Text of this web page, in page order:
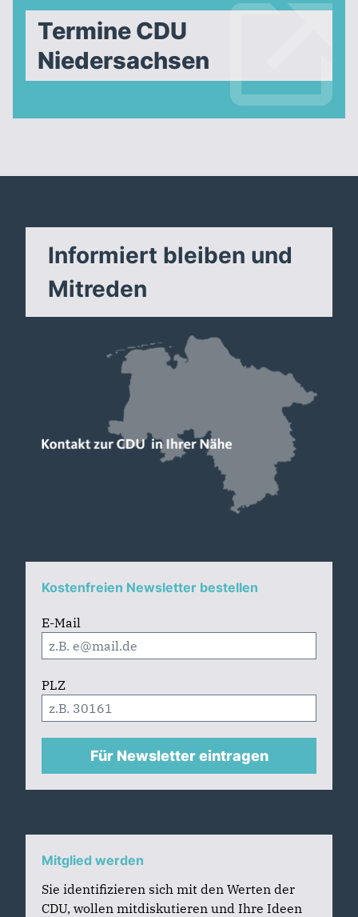
Termine CDU
Niedersachsen
Informiert bleiben und
Mitreden
Kostenfreien Newsletter bestellen
E-Mail
PLZ
Für Newsletter eintragen
Mitglied werden
Sie identifizieren sich mit den Werten der
CDU, wollen mitdiskutieren und Ihre Ideen